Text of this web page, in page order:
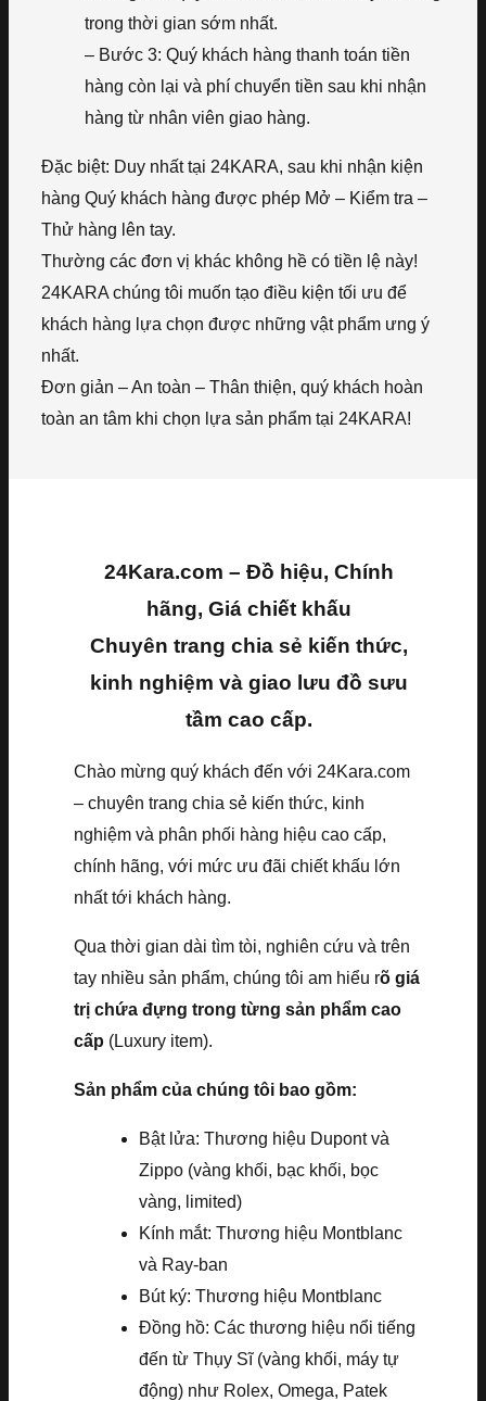
trong thời gian sớm nhất.
– Bước 3: Quý khách hàng thanh toán tiền
hàng còn lại và phí chuyển tiền sau khi nhận
hàng từ nhân viên giao hàng.
Đặc biệt: Duy nhất tại 24KARA, sau khi nhận kiện
hàng Quý khách hàng được phép Mở – Kiểm tra –
Thử hàng lên tay.
Thường các đơn vị khác không hề có tiền lệ này!
24KARA chúng tôi muốn tạo điều kiện tối ưu để
khách hàng lựa chọn được những vật phẩm ưng ý
nhất.
Đơn giản – An toàn – Thân thiện, quý khách hoàn
toàn an tâm khi chọn lựa sản phẩm tại 24KARA!
24Kara.com – Đồ hiệu, Chính
hãng, Giá chiết khấu
Chuyên trang chia sẻ kiến thức,
kinh nghiệm và giao lưu đồ sưu
tầm cao cấp.
Chào mừng quý khách đến với 24Kara.com
– chuyên trang chia sẻ kiến thức, kinh
nghiệm và phân phối hàng hiệu cao cấp,
chính hãng, với mức ưu đãi chiết khấu lớn
nhất tới khách hàng.
Qua thời gian dài tìm tòi, nghiên cứu và trên
tay nhiều sản phẩm, chúng tôi am hiểu rõ giá
trị chứa đựng trong từng sản phẩm cao
cấp (Luxury item).
Sản phẩm của chúng tôi bao gồm:
Bật lửa: Thương hiệu Dupont và
Zippo (vàng khối, bạc khối, bọc
vàng, limited)
Kính mắt: Thương hiệu Montblanc
và Ray-ban
Bút ký: Thương hiệu Montblanc
Đồng hồ: Các thương hiệu nổi tiếng
đến từ Thụy Sĩ (vàng khối, máy tự
động) như Rolex, Omega, Patek